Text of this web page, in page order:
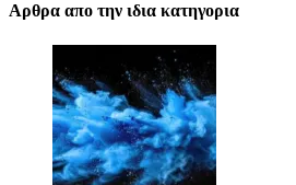
Αρθρα απο την ιδια κατηγορια